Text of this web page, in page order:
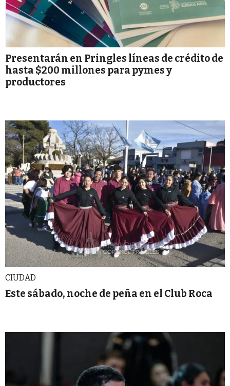
Presentarán en Pringles líneas de crédito de
hasta $200 millones para pymes y
productores
CIUDAD
Este sábado, noche de peña en el Club Roca